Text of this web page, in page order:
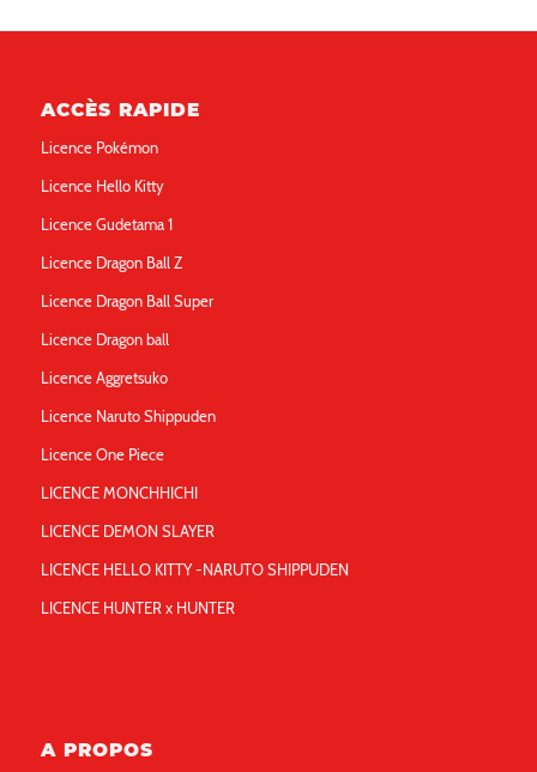
ACCÈS RAPIDE
Licence Pokémon
Licence Hello Kitty
Licence Gudetama 1
Licence Dragon Ball Z
Licence Dragon Ball Super
Licence Dragon ball
Licence Aggretsuko
Licence Naruto Shippuden
Licence One Piece
LICENCE MONCHHICHI
LICENCE DEMON SLAYER
LICENCE HELLO KITTY -NARUTO SHIPPUDEN
LICENCE HUNTER x HUNTER
A PROPOS